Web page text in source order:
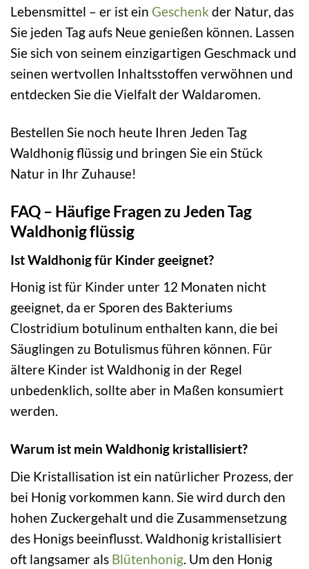
Lebensmittel – er ist ein Geschenk der Natur, das
Sie jeden Tag aufs Neue genießen können. Lassen
Sie sich von seinem einzigartigen Geschmack und
seinen wertvollen Inhaltsstoffen verwöhnen und
entdecken Sie die Vielfalt der Waldaromen.
Bestellen Sie noch heute Ihren Jeden Tag
Waldhonig flüssig und bringen Sie ein Stück
Natur in Ihr Zuhause!
FAQ – Häufige Fragen zu Jeden Tag
Waldhonig flüssig
Ist Waldhonig für Kinder geeignet?
Honig ist für Kinder unter 12 Monaten nicht
geeignet, da er Sporen des Bakteriums
Clostridium botulinum enthalten kann, die bei
Säuglingen zu Botulismus führen können. Für
ältere Kinder ist Waldhonig in der Regel
unbedenklich, sollte aber in Maßen konsumiert
werden.
Warum ist mein Waldhonig kristallisiert?
Die Kristallisation ist ein natürlicher Prozess, der
bei Honig vorkommen kann. Sie wird durch den
hohen Zuckergehalt und die Zusammensetzung
des Honigs beeinflusst. Waldhonig kristallisiert
oft langsamer als Blütenhonig. Um den Honig